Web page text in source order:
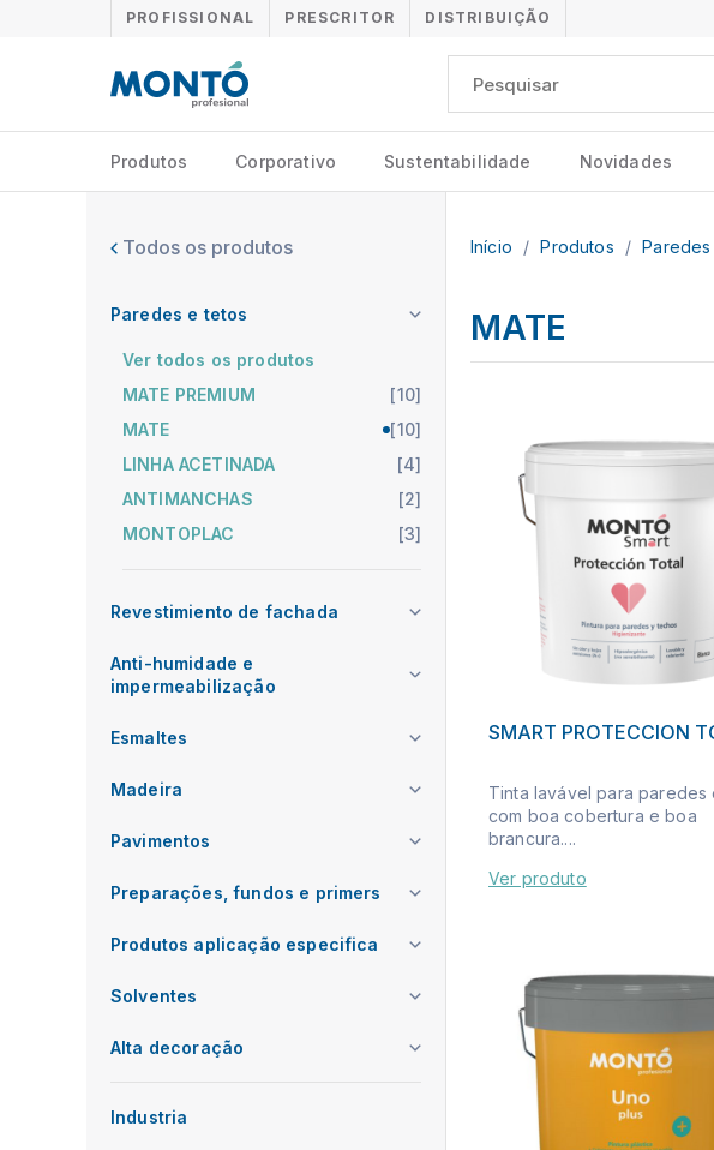
PROFISSIONAL PRESCRITOR DISTRIBUIÇÃO
Produtos Corporativo Sustentabilidade Novidades
Todos os produtos
Paredes e tetos
Ver todos os produtos
MATE PREMIUM
[10]
MATE
[10]
LINHA ACETINADA
[4]
ANTIMANCHAS
[2]
MONTOPLAC
[3]
Revestimiento de fachada
Anti-humidade e
impermeabilização
Esmaltes
Madeira
Pavimentos
Preparações, fundos e primers
Produtos aplicação especifica
Solventes
Alta decoração
Industria
Início / Produtos /
MATE
SMART PROTECCION
Tinta lavável para paredes
com boa cobertura e boa
brancura....
Ver produto